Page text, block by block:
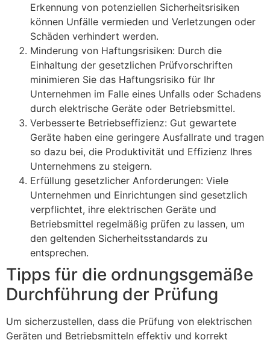
Erkennung von potenziellen Sicherheitsrisiken
können Unfälle vermieden und Verletzungen oder
Schäden verhindert werden.
Minderung von Haftungsrisiken: Durch die
Einhaltung der gesetzlichen Prüfvorschriften
minimieren Sie das Haftungsrisiko für Ihr
Unternehmen im Falle eines Unfalls oder Schadens
durch elektrische Geräte oder Betriebsmittel.
Verbesserte Betriebseffizienz: Gut gewartete
Geräte haben eine geringere Ausfallrate und tragen
so dazu bei, die Produktivität und Effizienz Ihres
Unternehmens zu steigern.
Erfüllung gesetzlicher Anforderungen: Viele
Unternehmen und Einrichtungen sind gesetzlich
verpflichtet, ihre elektrischen Geräte und
Betriebsmittel regelmäßig prüfen zu lassen, um
den geltenden Sicherheitsstandards zu
entsprechen.
Tipps für die ordnungsgemäße
Durchführung der Prüfung
Um sicherzustellen, dass die Prüfung von elektrischen
Geräten und Betriebsmitteln effektiv und korrekt